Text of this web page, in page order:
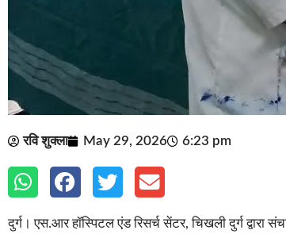
रवि शुक्ला May 29, 2026 6:23 pm
दुर्ग। एस.आर हॉस्पिटल एंड रिसर्च सेंटर, चिखली दुर्ग